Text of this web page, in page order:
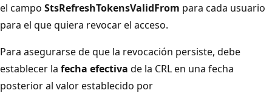
el campo StsRefreshTokensValidFrom para cada usuario
para el que quiera revocar el acceso.
Para asegurarse de que la revocación persiste, debe
establecer la fecha efectiva de la CRL en una fecha
posterior al valor establecido por